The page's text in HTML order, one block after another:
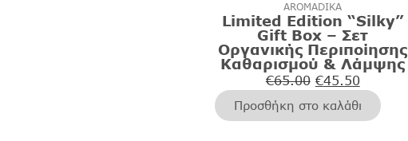
AROMADIKA
Limited Edition “Silky”
Gift Box – Σετ
Οργανικής Περιποίησης
Καθαρισμού & Λάμψης
€65.00 €45.50
Προσθήκη στο καλάθι